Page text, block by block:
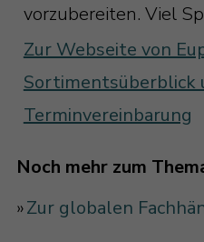
vorzubereiten. Viel
Zur Webseite von
Sortimentsüberblick
Terminvereinbarung
Noch mehr zum
»Zur globalen